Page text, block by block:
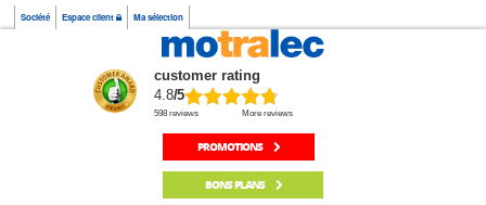
Société Espace client Ma sélection
customer rating
4.8/5
598 reviews More reviews
PROMOTIONS
BONS PLANS